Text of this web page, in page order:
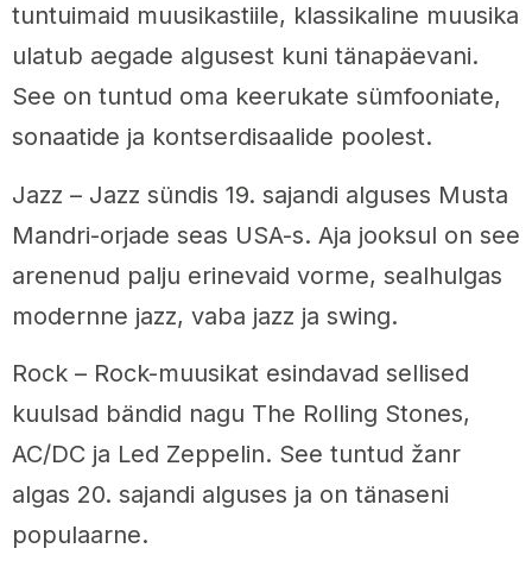
tuntuimaid muusikastiile, klassikaline muusika
ulatub aegade algusest kuni tänapäevani.
See on tuntud oma keerukate sümfooniate,
sonaatide ja kontserdisaalide poolest.
Jazz – Jazz sündis 19. sajandi alguses Musta
Mandri-orjade seas USA-s. Aja jooksul on see
arenenud palju erinevaid vorme, sealhulgas
modernne jazz, vaba jazz ja swing.
Rock – Rock-muusikat esindavad sellised
kuulsad bändid nagu The Rolling Stones,
AC/DC ja Led Zeppelin. See tuntud žanr
algas 20. sajandi alguses ja on tänaseni
populaarne.